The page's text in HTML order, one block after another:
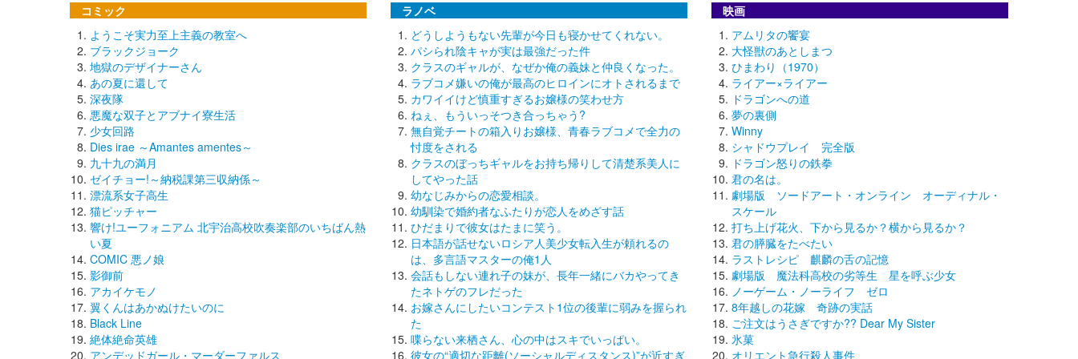
コミック
ようこそ実力至上主義の教室へ
ブラックジョーク
地獄のデザイナーさん
あの夏に還して
深夜隊
悪魔な双子とアブナイ寮生活
少女回路
Dies irae ～Amantes amentes～
九十九の満月
ゼイチョー!～納税課第三収納係～
漂流系女子高生
猫ピッチャー
響け!ユーフォニアム 北宇治高校吹奏楽部のいちばん熱
い夏
COMIC 悪ノ娘
影御前
アカイケモノ
翼くんはあかぬけたいのに
Black Line
絶体絶命英雄
アンデッドガール・マーダーファルス
ラノベ
どうしようもない先輩が今日も寝かせてくれない。
パシられ陰キャが実は最強だった件
クラスのギャルが、なぜか俺の義妹と仲良くなった。
ラブコメ嫌いの俺が最高のヒロインにオトされるまで
カワイイけど慎重すぎるお嬢様の笑わせ方
ねぇ、もういっそつき合っちゃう?
無自覚チートの箱入りお嬢様、青春ラブコメで全力の
忖度をされる
クラスのぼっちギャルをお持ち帰りして清楚系美人に
してやった話
幼なじみからの恋愛相談。
幼馴染で婚約者なふたりが恋人をめざす話
ひだまりで彼女はたまに笑う。
日本語が話せないロシア人美少女転入生が頼れるの
は、多言語マスターの俺1人
会話もしない連れ子の妹が、長年一緒にバカやってき
たネトゲのフレだった
お嫁さんにしたいコンテスト1位の後輩に弱みを握られ
た
喋らない来栖さん、心の中はスキでいっぱい。
彼女の“適切な距離(ソーシャルディスタンス)”が近すぎ
映画
アムリタの饗宴
大怪獣のあとしまつ
ひまわり（1970）
ライアー×ライアー
ドラゴンへの道
夢の裏側
Winny
シャドウプレイ 完全版
ドラゴン怒りの鉄拳
君の名は。
劇場版 ソードアート・オンライン オーディナル・
スケール
打ち上げ花火、下から見るか？横から見るか？
君の膵臓をたべたい
ラストレシピ 麒麟の舌の記憶
劇場版 魔法科高校の劣等生 星を呼ぶ少女
ノーゲーム・ノーライフ ゼロ
8年越しの花嫁 奇跡の実話
ご注文はうさぎですか?? Dear My Sister
氷菓
オリエント急行殺人事件